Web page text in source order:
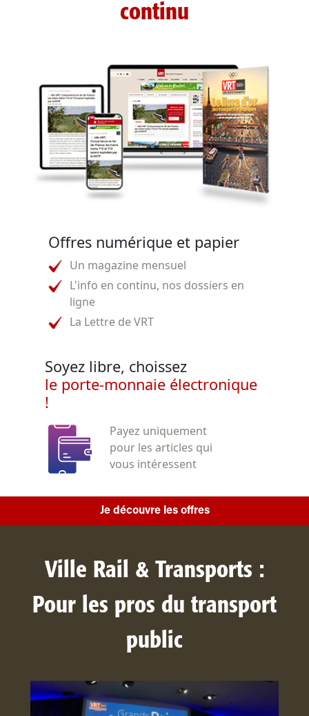
continu
Offres numérique et papier
Un magazine mensuel
L'info en continu, nos dossiers en
ligne
La Lettre de VRT
Soyez libre, choissez
le porte-monnaie électronique
!
Payez uniquement
pour les articles qui
vous intéressent
Je découvre les offres
Ville Rail & Transports :
Pour les pros du transport
public